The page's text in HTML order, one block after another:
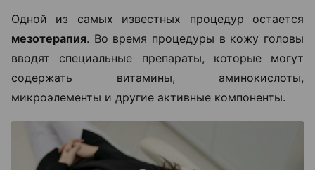
Одной из самых известных процедур остается
мезотерапия. Во время процедуры в кожу головы
вводят специальные препараты, которые могут
содержать витамины, аминокислоты,
микроэлементы и другие активные компоненты.